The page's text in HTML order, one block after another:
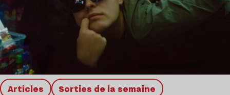
Articles Sorties de la semaine